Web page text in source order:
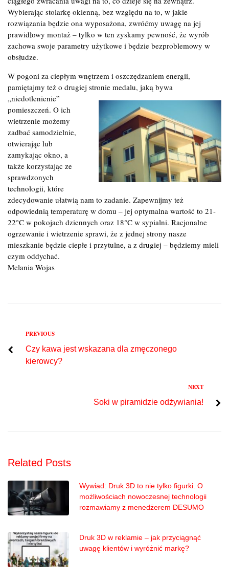
Wybierając stolarkę okienną, bez względu na to, w jakie
rozwiązania będzie ona wyposażona, zwróćmy uwagę na jej
prawidłowy montaż – tylko w ten zyskamy pewność, że wyrób
zachowa swoje parametry użytkowe i będzie bezproblemowy w
obsłudze.
W pogoni za ciepłym wnętrzem i oszczędzaniem energii,
pamiętajmy też o drugiej stronie medalu, jaką bywa
„niedotlenienie”
pomieszczeń. O ich
wietrzenie możemy
zadbać samodzielnie,
otwierając lub
zamykając okno, a
także korzystając ze
sprawdzonych
technologii, które
zdecydowanie ułatwią nam to zadanie. Zapewnijmy też
odpowiednią temperaturę w domu – jej optymalna wartość to 21-
22°C w pokojach dziennych oraz 18°C w sypialni. Racjonalne
ogrzewanie i wietrzenie sprawi, że z jednej strony nasze
mieszkanie będzie ciepłe i przytulne, a z drugiej – będziemy mieli
czym oddychać.
Melania Wojas
Nawigacja
wpisu
Previous
PREVIOUS
Czy kawa jest wskazana dla zmęczonego
kierowcy?
NEXT
Soki w piramidzie odżywiania!
Related Posts
Wywiad: Druk 3D to nie tylko figurki. O
możliwościach nowoczesnej technologii
rozmawiamy z menedżerem DESUMO
Druk 3D w reklamie – jak przyciągnąć
uwagę klientów i wyróżnić markę?